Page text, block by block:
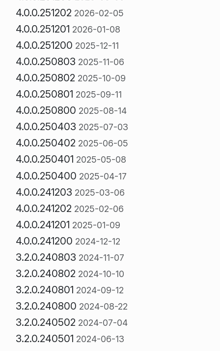
4.0.0.251202 2026-02-05
4.0.0.251201 2026-01-08
4.0.0.251200 2025-12-11
4.0.0.250803 2025-11-06
4.0.0.250802 2025-10-09
4.0.0.250801 2025-09-11
4.0.0.250800 2025-08-14
4.0.0.250403 2025-07-03
4.0.0.250402 2025-06-05
4.0.0.250401 2025-05-08
4.0.0.250400 2025-04-17
4.0.0.241203 2025-03-06
4.0.0.241202 2025-02-06
4.0.0.241201 2025-01-09
4.0.0.241200 2024-12-12
3.2.0.240803 2024-11-07
3.2.0.240802 2024-10-10
3.2.0.240801 2024-09-12
3.2.0.240800 2024-08-22
3.2.0.240502 2024-07-04
3.2.0.240501 2024-06-13